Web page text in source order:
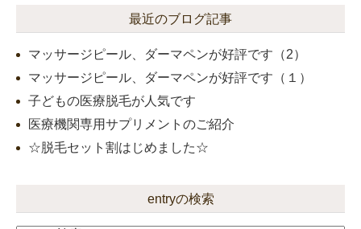
最近のブログ記事
マッサージピール、ダーマペンが好評です（2）
マッサージピール、ダーマペンが好評です（１）
子どもの医療脱毛が人気です
医療機関専用サプリメントのご紹介
☆脱毛セット割はじめました☆
entryの検索